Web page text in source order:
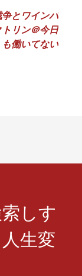
とワインバ
リン＠今日
も働いてない
しす
生変